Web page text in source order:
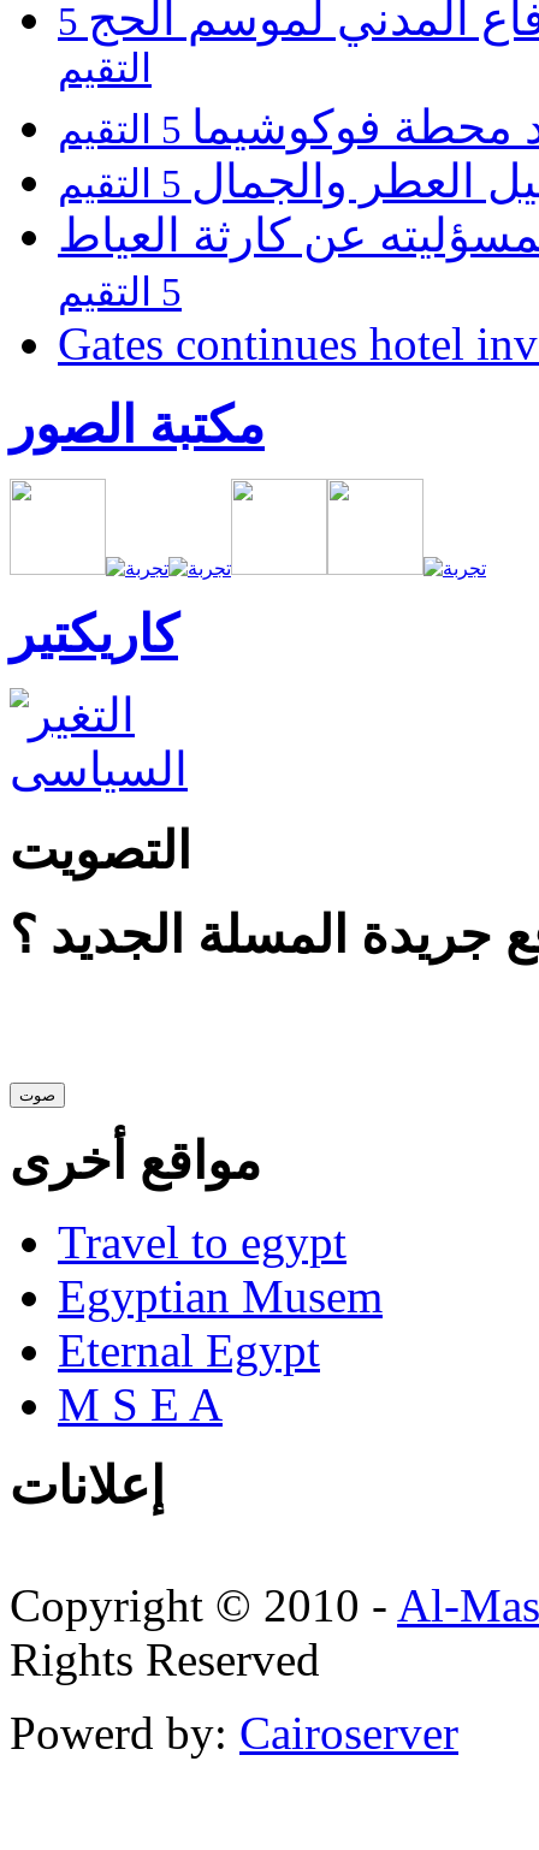
المدني لموسم الحج 5
التقيم
محطة فوكوشيما
العطر والجمال
عن كارثة العياط
5 التقيم
Gates continues hotel
مكتبة الصور
كاريكتير
التصويت
جريدة المسلة الجديد ؟
مواقع أخرى
Travel to egypt
Egyptian Musem
Eternal Egypt
M S E A
إعلانات
Copyright © 2010 - Al-
Rights Reserved
Powerd by: Cairoserver